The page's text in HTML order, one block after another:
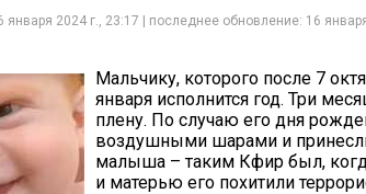
января 2024 г., 23:17 | последнее обновление: 16
Мальчику, которого после 7
января исполнится год. Три
плену. По случаю его дня
воздушными шарами и
малыша – таким Кфир был,
и матерью его похитили